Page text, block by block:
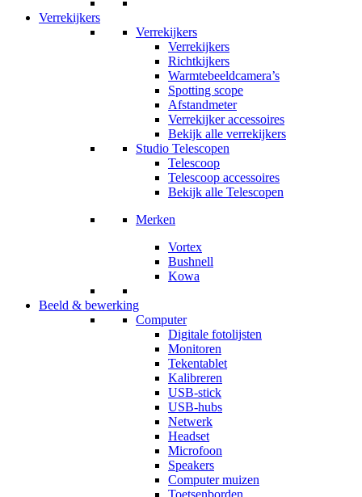
Verrekijkers
Verrekijkers
Verrekijkers
Richtkijkers
Warmtebeeldcamera’s
Spotting scope
Afstandmeter
Verrekijker accessoires
Bekijk alle verrekijkers
Studio Telescopen
Telescoop
Telescoop accessoires
Bekijk alle Telescopen
Merken
Vortex
Bushnell
Kowa
Beeld & bewerking
Computer
Digitale fotolijsten
Monitoren
Tekentablet
Kalibreren
USB-stick
USB-hubs
Netwerk
Headset
Microfoon
Speakers
Computer muizen
Toetsenborden